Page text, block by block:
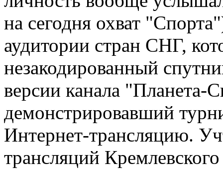
на сегодня охват
аудитории стран СНГ,
незакодированный
версии канала "Планета-
демонстрировавший
Интернет-трансляцию.
трансляций